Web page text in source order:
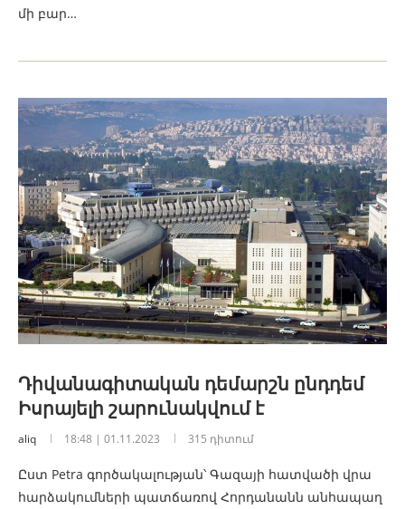
մի բար…
Դիվանագիտական դեմարշն ընդդեմ
Իսրայելի շարունակվում է
aliq 18:48 | 01.11.2023 315 դիտում
Ըստ Petra գործակալության՝ Գազայի հատվածի վրա
հարձակումների պատճառով Հորդանանն անհապաղ